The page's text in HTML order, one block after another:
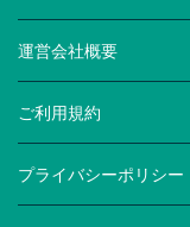
運営会社概要
ご利用規約
プライバシーポリシー